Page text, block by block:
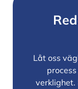
Låt oss
verklighet.